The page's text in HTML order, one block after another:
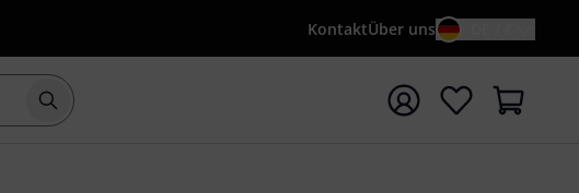
KontaktÜber uns
Suche mit Suchwort {searchTerm} starten